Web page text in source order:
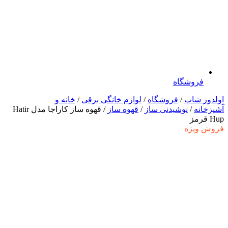
فروشگاه
اولدوز شاپ / فروشگاه / لوازم خانگی برقی / خانه و
آشپزخانه / نوشیدنی ساز / قهوه ساز
/ قهوه ساز کاراجا مدل Hatir
Hup قرمز
فروش ویژه